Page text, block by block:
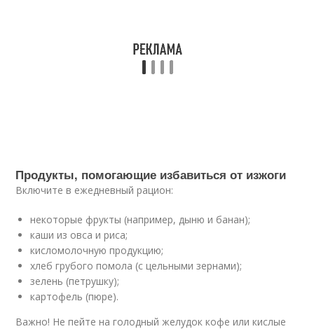
Продукты, помогающие избавиться от изжоги
Включите в ежедневный рацион:
некоторые фрукты (например, дыню и банан);
каши из овса и риса;
кисломолочную продукцию;
хлеб грубого помола (с цельными зернами);
зелень (петрушку);
картофель (пюре).
Важно! Не пейте на голодный желудок кофе или кислые